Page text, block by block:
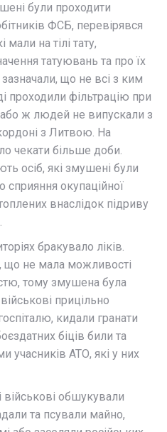
були проходити
ФСБ, перевірявся
на тілі тату,
татуювань та про їх
зазначали, що не всі з ким
проходили фільтрацію при
або ж людей не випускали з
з Литвою. На
чекати більше доби.
осіб, які змушені були
сприяння окупаційної
внаслідок підриву
бракувало ліків.
що не мала можливості
тому змушена була
військові прицільно
кидали гранати
біців били та
учасників АТО, які у них
військові обшукували
та псували майно,